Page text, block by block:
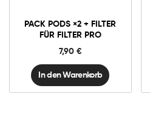
PACK PODS ×2 + FILTER
FÜR FILTER PRO
7,90 €
Filter
für
Filter
Pro
Menge
In den Warenkorb